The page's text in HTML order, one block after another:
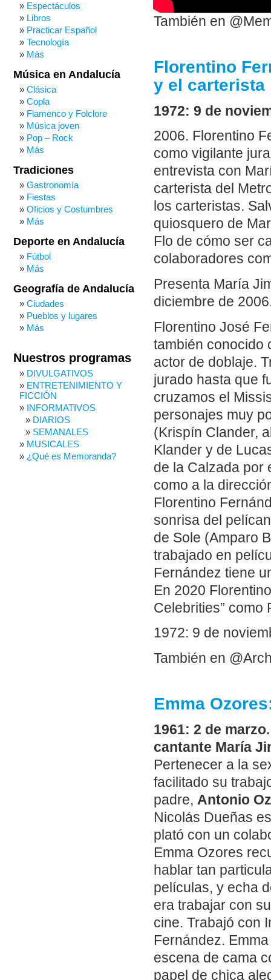
También en
Florentino
y el carterista
1972: 9 de
2006. Florentino
como vigilante
entrevista con
carterista del
los carteristas.
quiosquero de
Flo de cómo ser
colaboradores
Presenta María
diciembre de
Florentino José
también conocido
actor de doblaje.
jurado hasta que
cruzamos el
personajes muy
(Krispín Clander,
Klander y de
de la Calzada por
como a la
Florentino
sonrisa del
de Sole (Amparo
trabajado en
Fernández tiene
En 2020
Celebrities” como
1972: 9 de
También en
Emma
1961: 2 de
cantante María
Pertenecer a la
facilitado su
padre, Antonio
Nicolás Dueñas
plató con un
Emma Ozores
hablar tan
películas, y echa
era trabajar con
cine. Trabajó con
Fernández.
escena de cama
papel de chica
Espectáculos
Libros
Practicar Español
Tecnología
Más
Música en Andalucía
Clásica
Copla
Flamenco y Folclore
Música joven
Pop – Rock
Más
Tradiciones
Gastronomía
Fiestas
Oficios y Costumbres
Más
Deporte en Andalucía
Fútbol
Más
Geografía de Andalucía
Ciudades
Pueblos y lugares
Más
Nuestros programas
DIVULGATIVOS
ENTRETENIMIENTO Y
FICCIÓN
INFORMATIVOS
DIARIOS
SEMANALES
MUSICALES
¿Qué es Memoranda?